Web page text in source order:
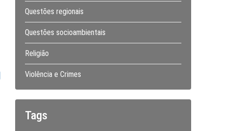
Questões regionais
Questões socioambientais
Religião
Violência e Crimes
Tags